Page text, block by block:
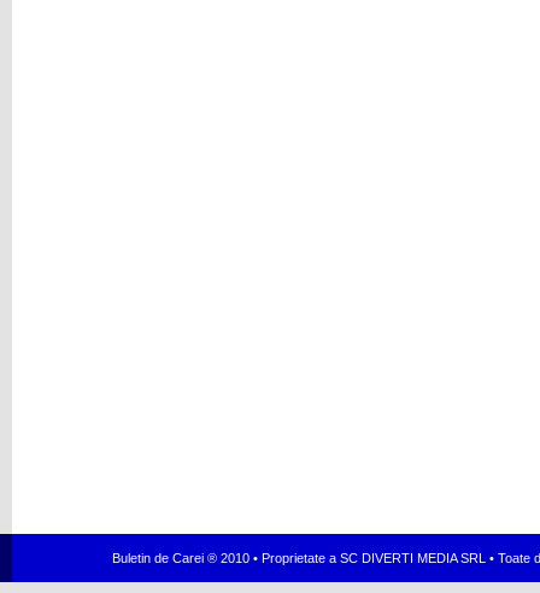
Buletin de Carei ® 2010 • Proprietate a SC DIVERTI MEDIA SRL •